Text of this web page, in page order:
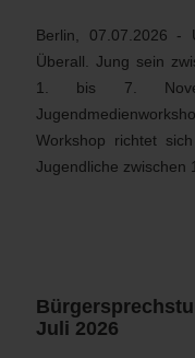
Berlin, 07.07.2026 -
Überall. Jung sein
1. bis 7.
Workshop richtet
Jugendliche zwischen
Juli 2026